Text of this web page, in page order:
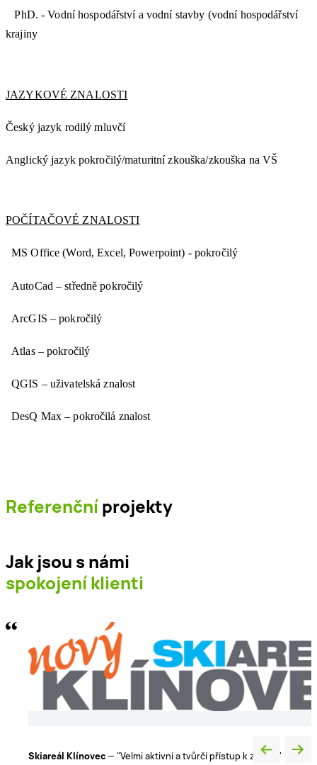
PhD. - Vodní hospodářství a vodní stavby (vodní hospodářství
krajiny
JAZYKOVÉ ZNALOSTI
Český jazyk rodilý mluvčí
Anglický jazyk pokročilý/maturitní zkouška/zkouška na VŠ
POČÍTAČOVÉ ZNALOSTI
MS Office (Word, Excel, Powerpoint) - pokročilý
AutoCad – středně pokročilý
ArcGIS – pokročilý
Atlas – pokročilý
QGIS – uživatelská znalost
DesQ Max – pokročilá znalost
Referenčníprojekty
Jak jsou s námi
spokojení klienti